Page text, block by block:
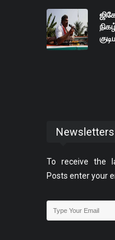
Newsletters
To receive the
Posts enter your